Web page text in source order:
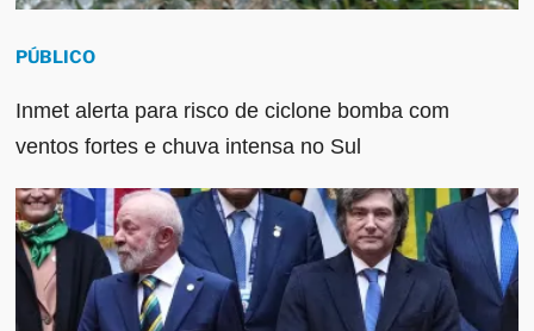
PÚBLICO
Inmet alerta para risco de ciclone bomba com
ventos fortes e chuva intensa no Sul